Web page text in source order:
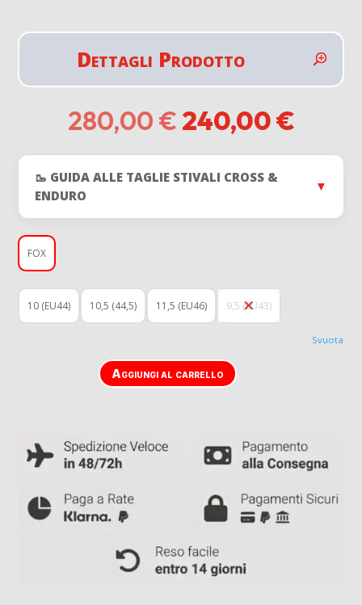
Dettagli Prodotto
280,00 € Il
prezzo
originale
era:
240,00€Il
🥾 GUIDA ALLE TAGLIE STIVALI CROSS &
ENDURO
▼
FOX
10 (EU44) 10,5 (44,5) 11,5 (EU46) 9,5 (EU43)
Svuota
Aggiungi al carrello